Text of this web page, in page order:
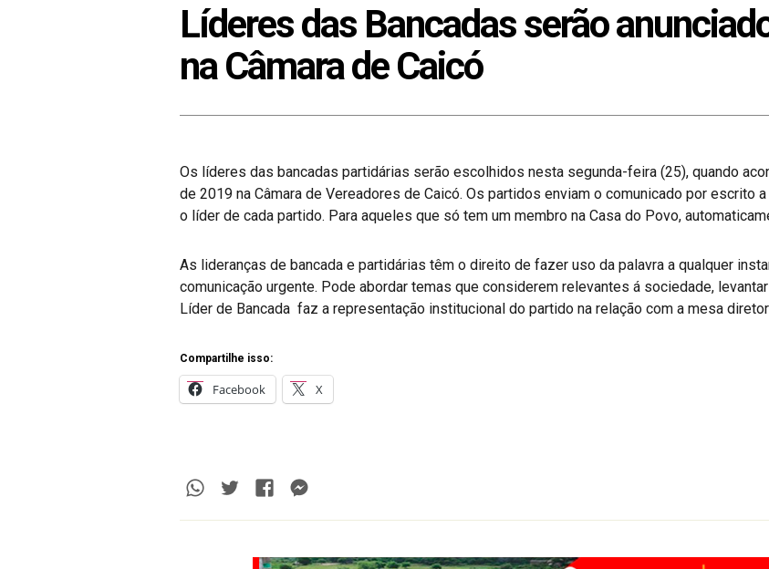
Líderes das Bancadas serão
na Câmara de Caicó
Os líderes das bancadas partidárias serão escolhidos nesta segunda-feira (25), quando
de 2019 na Câmara de Vereadores de Caicó. Os partidos enviam o comunicado por escrito
o líder de cada partido. Para aqueles que só tem um membro na Casa do Povo,
As lideranças de bancada e partidárias têm o direito de fazer uso da palavra a qualquer
comunicação urgente. Pode abordar temas que considerem relevantes á sociedade,
Líder de Bancada faz a representação institucional do partido na relação com a mesa
Compartilhe isso:
Facebook X
Whatsapp
TwitterFacebook